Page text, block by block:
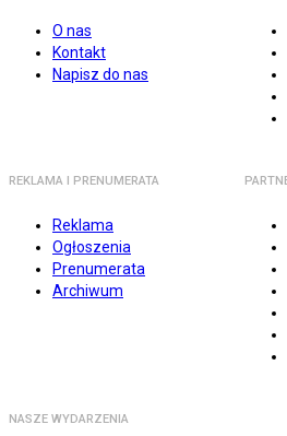
O nas
Kontakt
Napisz do nas
REKLAMA I PRENUMERATA
Reklama
Ogłoszenia
Prenumerata
Archiwum
NASZE WYDARZENIA